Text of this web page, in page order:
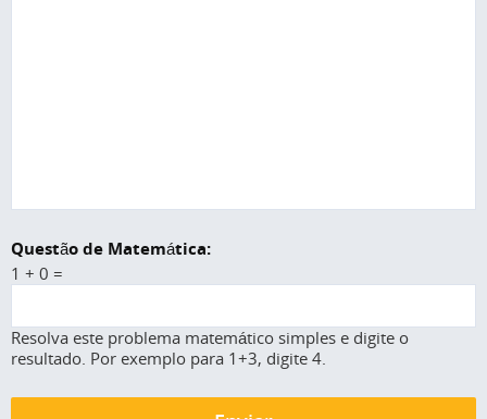
Questão de Matemática:
1 + 0 =
Resolva este problema matemático simples e digite o
resultado. Por exemplo para 1+3, digite 4.